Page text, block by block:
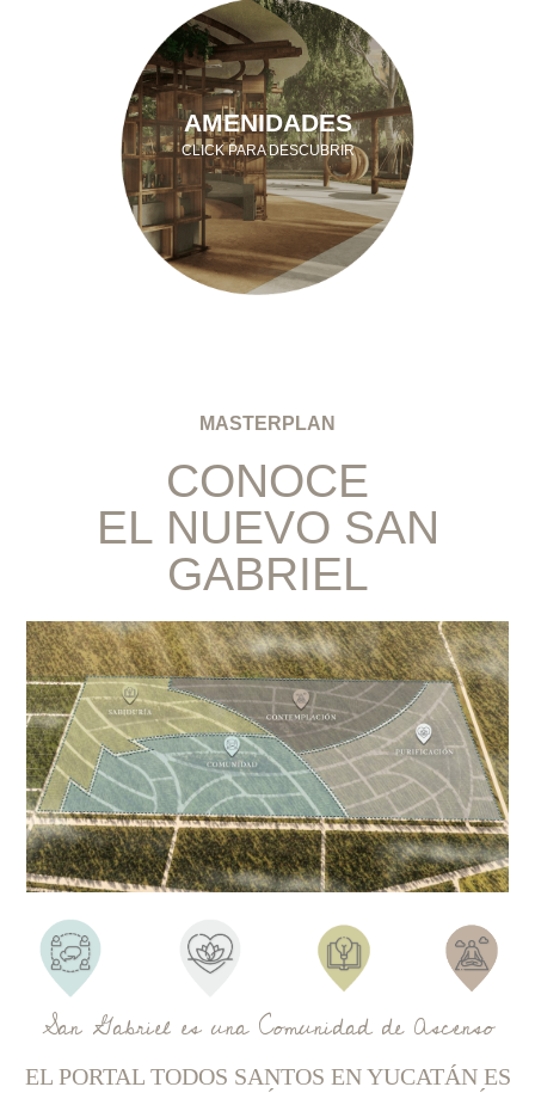
AMENIDADES
CLICK PARA DESCUBRIR
MASTERPLAN
CONOCE
EL NUEVO SAN
GABRIEL
San Gabriel es una Comunidad de Ascenso
EL PORTAL TODOS SANTOS EN YUCATÁN ES